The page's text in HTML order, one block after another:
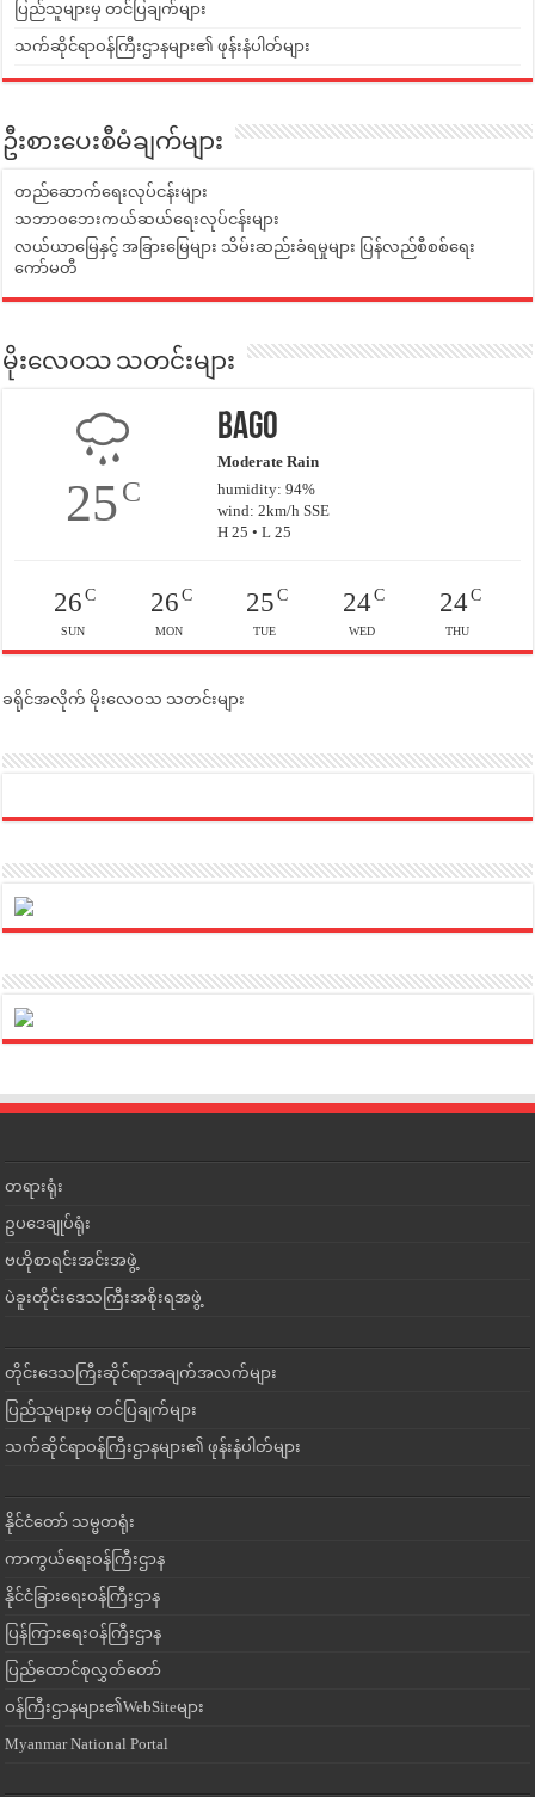
ပြည်သူများမှ တင်ပြချက်များ
သက်ဆိုင်ရာဝန်ကြီးဌာနများ၏ ဖုန်းနံပါတ်များ
ဦးစားပေးစီမံချက်များ
တည်ဆောက်ရေးလုပ်ငန်းများ
သဘာဝဘေးကယ်ဆယ်ရေးလုပ်ငန်းများ
လယ်ယာမြေနှင့် အခြားမြေများ သိမ်းဆည်းခံရမှုများ ပြန်လည်စီစစ်ရေး
ကော်မတီ
မိုးလေဝသ သတင်းများ
25C
Bago
Moderate Rain
humidity: 94%
wind: 2km/h SSE
H 25 • L 25
26C
SUN
26C
MON
25 C
TUE
24C
WED
24C
THU
ခရိုင်အလိုက် မိုးလေဝသ သတင်းများ
တရားရုံး
ဥပဒေချုပ်ရုံး
ဗဟိုစာရင်းအင်းအဖွဲ့
ပဲခူးတိုင်းဒေသကြီးအစိုးရအဖွဲ့
တိုင်းဒေသကြီးဆိုင်ရာအချက်အလက်များ
ပြည်သူများမှ တင်ပြချက်များ
သက်ဆိုင်ရာဝန်ကြီးဌာနများ၏ ဖုန်းနံပါတ်များ
နိုင်ငံတော် သမ္မတရုံး
ကာကွယ်ရေးဝန်ကြီးဌာန
နိုင်ငံခြားရေးဝန်ကြီးဌာန
ပြန်ကြားရေးဝန်ကြီးဌာန
ပြည်ထောင်စုလွှတ်တော်
ဝန်ကြီးဌာနများ၏WebSiteများ
Myanmar National Portal